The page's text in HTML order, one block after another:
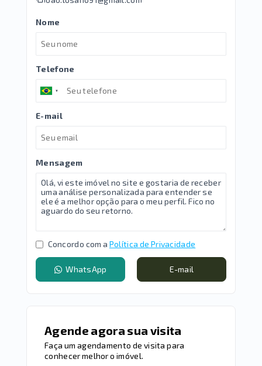
Nome
Telefone
E-mail
Mensagem
Concordo com a Política de Privacidade
WhatsApp E-mail
Agende agora sua visita
Faça um agendamento de visita para
conhecer melhor o imóvel.